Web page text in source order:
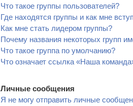
Что такое группы пользователей?
Где находятся группы и как мне
Как мне стать лидером группы?
Почему названия некоторых групп
Что такое группа по умолчанию?
Что означает ссылка «Наша
Личные сообщения
Я не могу отправить личные